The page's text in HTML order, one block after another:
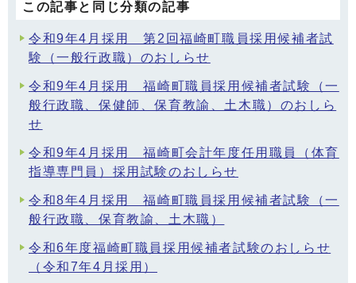
この記事と同じ分類の記事
令和9年4月採用 第2回福崎町職員採用候補者試
験（一般行政職）のおしらせ
令和9年4月採用 福崎町職員採用候補者試験（一
般行政職、保健師、保育教諭、土木職）のおしら
せ
令和9年4月採用 福崎町会計年度任用職員（体育
指導専門員）採用試験のおしらせ
令和8年4月採用 福崎町職員採用候補者試験（一
般行政職、保育教諭、土木職）
令和6年度福崎町職員採用候補者試験のおしらせ
（令和7年4月採用）